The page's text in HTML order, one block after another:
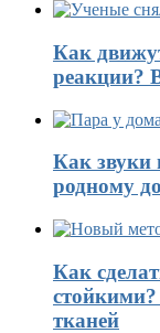
Как
реакции?
Как
родному
Как
тканей